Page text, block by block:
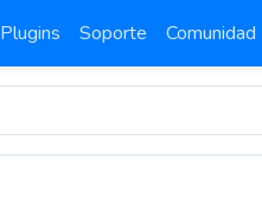
Plugins Soporte Comunidad